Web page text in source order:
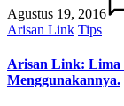
Agustus 19, 2016
Posted
Arisan Link Tips
Arisan Link: Lima
Menggunakannya.